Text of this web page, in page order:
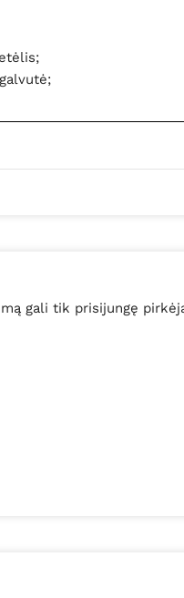
gali tik prisijungę